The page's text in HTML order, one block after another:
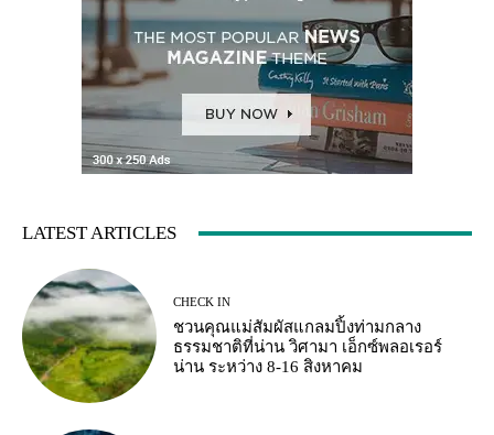
LATEST ARTICLES
CHECK IN
ชวนคุณแม่สัมผัสแกลมปิ้งท่ามกลาง
ธรรมชาติที่น่าน วิศามา เอ็กซ์พลอเรอร์
น่าน ระหว่าง 8-16 สิงหาคม